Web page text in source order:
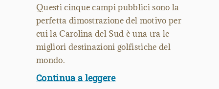
Questi cinque campi pubblici sono la
perfetta dimostrazione del motivo per
cui la Carolina del Sud è una tra le
migliori destinazioni golfistiche del
mondo.
Continua a leggere